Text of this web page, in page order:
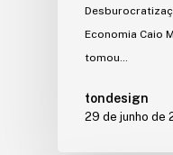
Economia Caio
tomou…
tondesign
29 de junho de